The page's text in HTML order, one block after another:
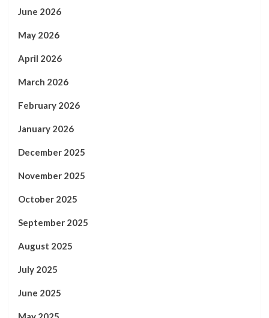
June 2026
May 2026
April 2026
March 2026
February 2026
January 2026
December 2025
November 2025
October 2025
September 2025
August 2025
July 2025
June 2025